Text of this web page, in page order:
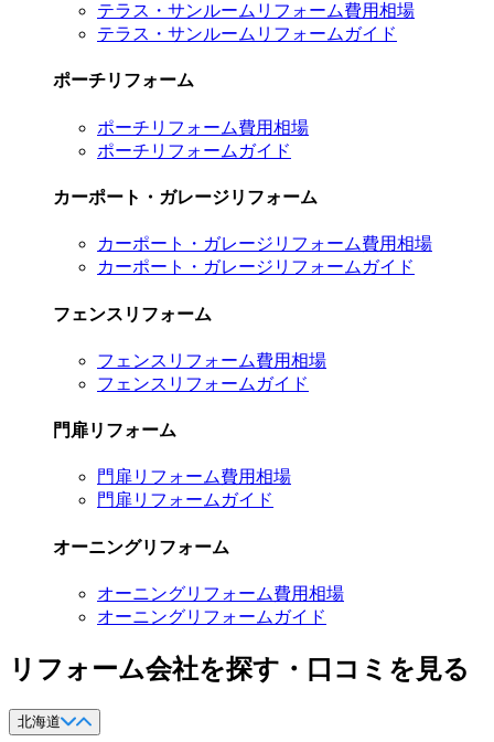
テラス・サンルームリフォーム費用相場
テラス・サンルームリフォームガイド
ポーチリフォーム
ポーチリフォーム費用相場
ポーチリフォームガイド
カーポート・ガレージリフォーム
カーポート・ガレージリフォーム費用相場
カーポート・ガレージリフォームガイド
フェンスリフォーム
フェンスリフォーム費用相場
フェンスリフォームガイド
門扉リフォーム
門扉リフォーム費用相場
門扉リフォームガイド
オーニングリフォーム
オーニングリフォーム費用相場
オーニングリフォームガイド
リフォーム会社を探す・口コミを見る
北海道